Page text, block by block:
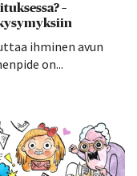
–
ihminen avun
on...